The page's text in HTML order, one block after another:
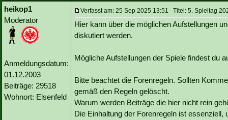
heikop1
Moderator
Anmeldungsdatum:
01.12.2003
Beiträge: 29518
Wohnort: Elsenfeld
Verfasst am: 25 Sep 2025 13:51 Titel: 5. Spieltag
Hier kann über die möglichen Aufstellungen
diskutiert werden.
Mögliche Aufstellungen der Spiele findest du
Bitte beachtet die Forenregeln. Sollten
gemäß den Regeln gelöscht.
Warum werden Beiträge die hier nicht rein
Die Einhaltung der Forenregeln ist